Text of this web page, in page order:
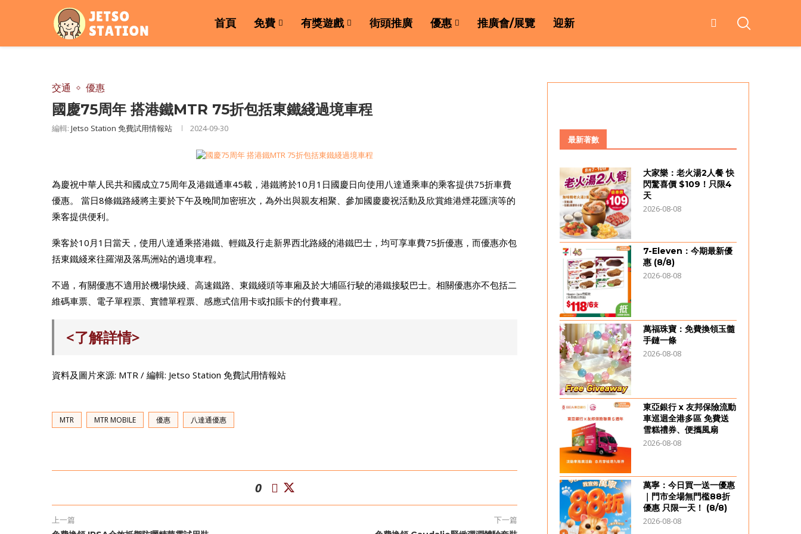
首頁 免費 有獎遊戲 街頭推廣 優惠 推廣會/展覽 迎新
交通 優惠
國慶75周年 搭港鐵MTR 75折包括東鐵綫過境車程
編輯: Jetso Station 免費試用情報站 2024-09-30
為慶祝中華人民共和國成立75周年及港鐵通車45載，港鐵將於10月1日國慶日向使用八達通乘車的乘客提供75折車費
優惠。 當日8條鐵路綫將主要於下午及晚間加密班次，為外出與親友相聚、參加國慶慶祝活動及欣賞維港煙花匯演等的
乘客提供便利。
乘客於10月1日當天，使用八達通乘搭港鐵、輕鐵及行走新界西北路綫的港鐵巴士，均可享車費75折優惠，而優惠亦包
括東鐵綫來往羅湖及落馬洲站的過境車程。
不過，有關優惠不適用於機場快綫、高速鐵路、東鐵綫頭等車廂及於大埔區行駛的港鐵接駁巴士。相關優惠亦不包括二
維碼車票、電子單程票、實體單程票、感應式信用卡或扣賬卡的付費車程。
<了解詳情>
資料及圖片來源: MTR / 編輯: Jetso Station 免費試用情報站
MTR MTR MOBILE 優惠 八達通優惠
0
上一篇
下一篇
最新著數
大家樂：老火湯2人餐 快
閃驚喜價 $109！只限4
天
2026-08-08
7-Eleven：今期最新優
惠 (8/8)
2026-08-08
萬福珠寶：免費換領玉髓
手鏈一條
2026-08-08
東亞銀行 x 友邦保險流動
車巡迴全港多區 免費送
雪糕禮券、便攜風扇
2026-08-08
萬寧：今日買一送一優惠
｜門市全場無門檻88折
優惠 只限一天！ (8/8)
2026-08-08